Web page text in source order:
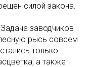
силой закона.
заводчиков
рысь совсем
только
а также